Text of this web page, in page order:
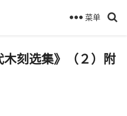
菜单
木刻选集》（２）附